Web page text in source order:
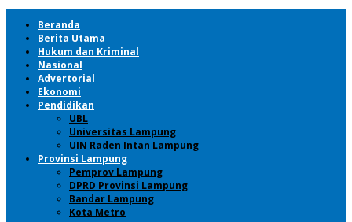
Beranda
Berita Utama
Hukum dan Kriminal
Nasional
Advertorial
Ekonomi
Pendidikan
UBL
Universitas Lampung
UIN Raden Intan Lampung
Provinsi Lampung
Pemprov Lampung
DPRD Provinsi Lampung
Bandar Lampung
Kota Metro